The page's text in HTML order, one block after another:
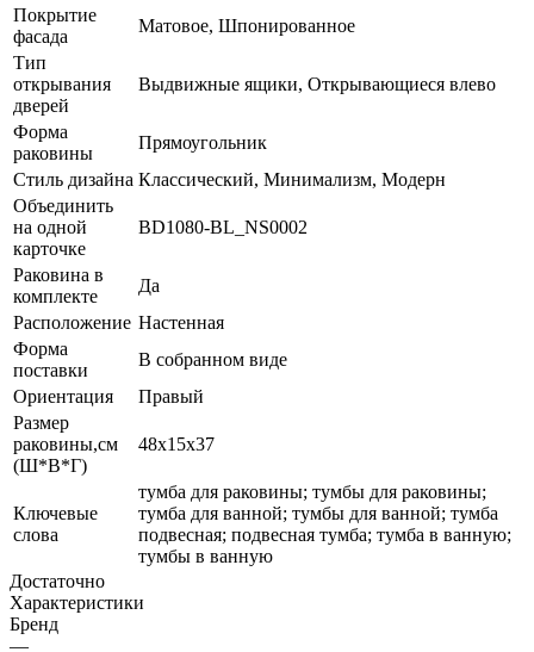
Покрытие
фасада
Матовое, Шпонированное
Тип
открывания
дверей
Выдвижные ящики, Открывающиеся влево
Форма
раковины
Прямоугольник
Стиль дизайна Классический, Минимализм, Модерн
Объединить
на одной
карточке
BD1080-BL_NS0002
Раковина в
комплекте
Да
Расположение Настенная
Форма
поставки
В собранном виде
Ориентация
Правый
Размер
раковины,см
(Ш*В*Г)
48х15х37
Ключевые
слова
тумба для раковины; тумбы для раковины;
тумба для ванной; тумбы для ванной; тумба
подвесная; подвесная тумба; тумба в ванную;
тумбы в ванную
Достаточно
Характеристики
Бренд
—